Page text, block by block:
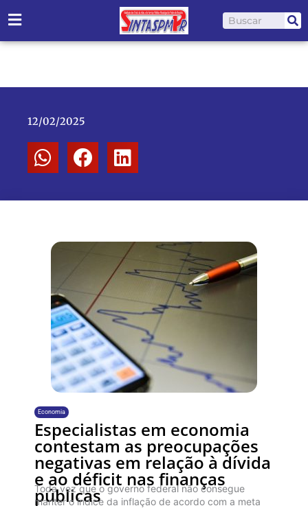
para
o
Pesquisar
12/02/2025
Economia
Especialistas em economia
contestam as preocupações
negativas em relação à dívida
e ao déficit nas finanças
públicas
Toda vez que o governo federal não consegue
manter o índice da inflação de acordo com a meta